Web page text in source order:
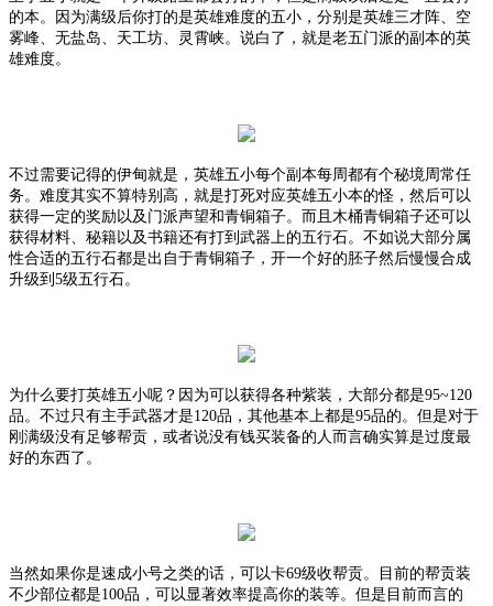
的本。因为满级后你打的是英雄难度的五小，分别是英雄三才阵、空
雾峰、无盐岛、天工坊、灵霄峡。说白了，就是老五门派的副本的英
雄难度。
不过需要记得的伊甸就是，英雄五小每个副本每周都有个秘境周常任
务。难度其实不算特别高，就是打死对应英雄五小本的怪，然后可以
获得一定的奖励以及门派声望和青铜箱子。而且木桶青铜箱子还可以
获得材料、秘籍以及书籍还有打到武器上的五行石。不如说大部分属
性合适的五行石都是出自于青铜箱子，开一个好的胚子然后慢慢合成
升级到 5级五行石。
为什么要打英雄五小呢？因为可以获得各种紫装，大部分都是95~120
品。不过只有主手武器才是120品，其他基本上都是95品的。但是对于
刚满级没有足够帮贡，或者说没有钱买装备的人而言确实算是过度最
好的东西了。
当然如果你是速成小号之类的话，可以卡69级收帮贡。目前的帮贡装
不少部位都是100品，可以显著效率提高你的装等。但是目前而言的